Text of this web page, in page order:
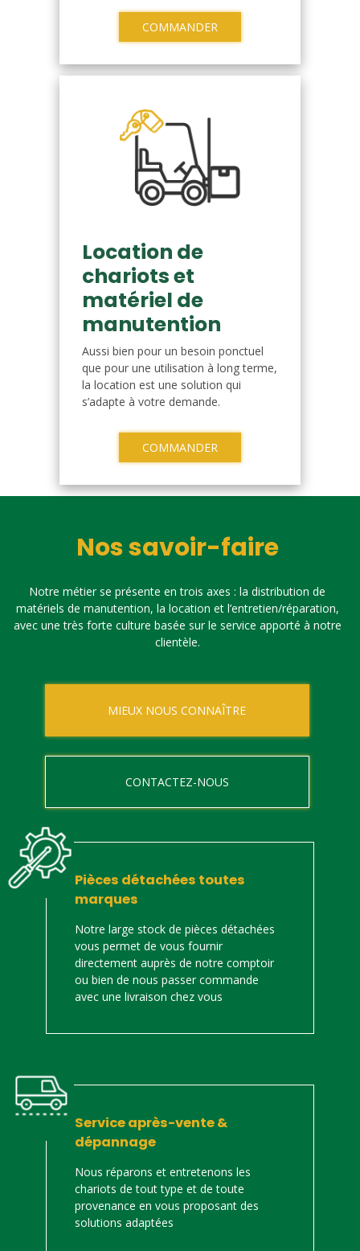
COMMANDER
Location de
chariots et
matériel de
manutention
Aussi bien pour un besoin ponctuel
que pour une utilisation à long terme,
la location est une solution qui
s’adapte à votre demande.
COMMANDER
Nos savoir-faire
Notre métier se présente en trois axes : la distribution de
matériels de manutention, la location et l’entretien/réparation,
avec une très forte culture basée sur le service apporté à notre
clientèle.
MIEUX NOUS CONNAÎTRE
CONTACTEZ-NOUS
Pièces détachées toutes
marques
Notre large stock de pièces détachées
vous permet de vous fournir
directement auprès de notre comptoir
ou bien de nous passer commande
avec une livraison chez vous
Service après-vente &
dépannage
Nous réparons et entretenons les
chariots de tout type et de toute
provenance en vous proposant des
solutions adaptées